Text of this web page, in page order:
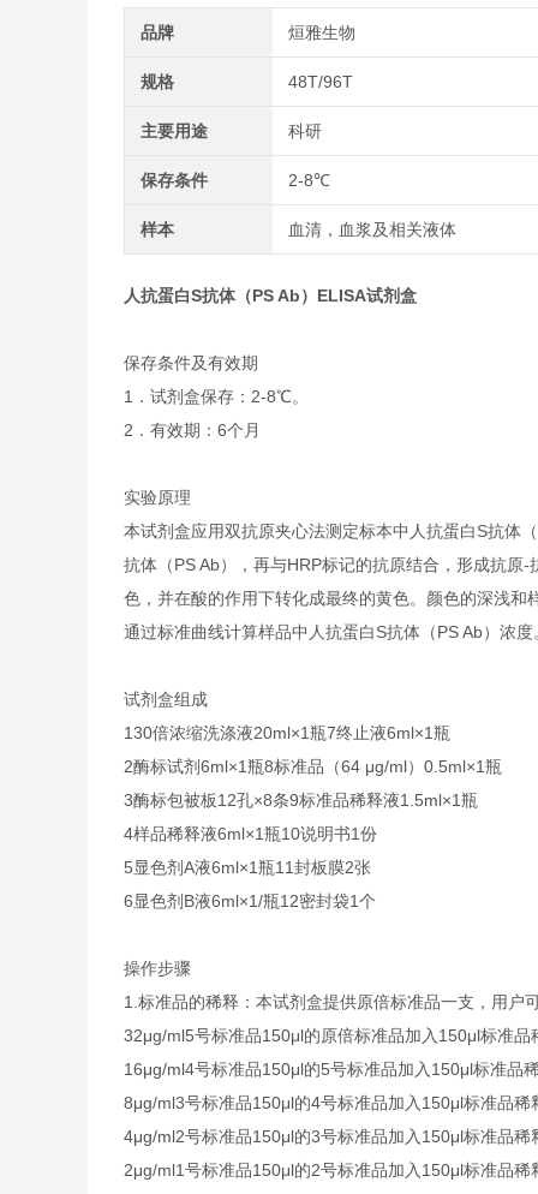
品牌 烜雅生物
规格 48T/96T
主要用途 科研
保存条件 2-8℃
样本 血清，血浆及相关液体
人抗蛋白S抗体（PS Ab）ELISA试剂盒
保存条件及有效期
1．试剂盒保存：2-8℃。
2．有效期：6个月
实验原理
本试剂盒应用双抗原夹心法测定标本中人抗蛋白S抗体
抗体（PS Ab），再与HRP标记的抗原结合，形成抗
色，并在酸的作用下转化成最终的黄色。颜色的深浅
通过标准曲线计算样品中人抗蛋白S抗体（PS Ab）浓
试剂盒组成
130倍浓缩洗涤液20ml×1瓶7终止液6ml×1瓶
2酶标试剂6ml×1瓶8标准品（64 μg/ml） 0.5ml×1瓶
3酶标包被板12孔×8条9标准品稀释液1.5ml×1瓶
4样品稀释液6ml×1瓶10说明书1份
5显色剂A液6ml×1瓶11封板膜2张
6显色剂B液6ml×1/瓶12密封袋1个
操作步骤
1.标准品的稀释：本试剂盒提供原倍标准品一支，用户
32μg/ml5号标准品150μl的原倍标准品加入150μl标准品
16μg/ml4号标准品150μl的5号标准品加入150μl标准品
8μg/ml3号标准品150μl的4号标准品加入150μl标准品稀
4μg/ml2号标准品150μl的3号标准品加入150μl标准品稀
2μg/ml1号标准品150μl的2号标准品加入150μl标准品稀